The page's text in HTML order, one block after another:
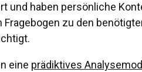
und haben persönliche
Fragebogen zu den
eine prädiktives